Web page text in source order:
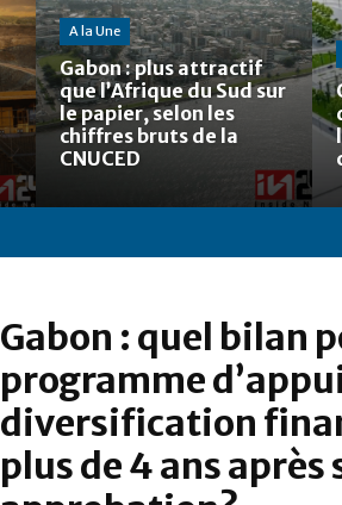
A la Une
Gabon : plus attractif
que l’Afrique du Sud sur
le papier, selon les
chiffres bruts de la
CNUCED
Gabon : quel bilan
programme
diversification
plus de 4 ans après